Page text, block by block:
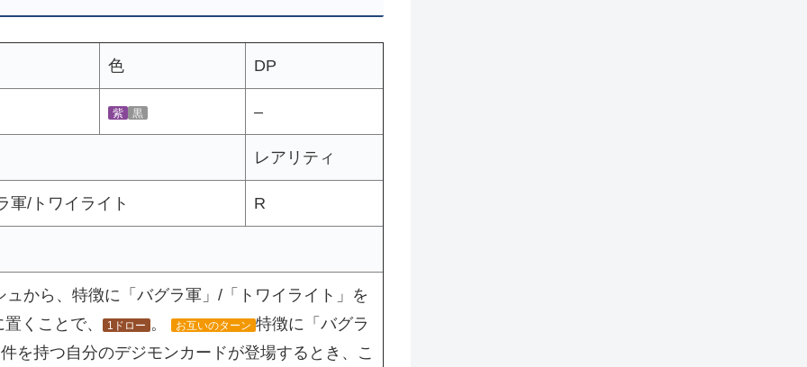
色 DP
紫 黒 –
レアリティ
軍/トワイライト R
ュから、特徴に「バグラ軍」/「トワイライト」を
くことで、
1ドロー 。 お互いのターン 特徴に「バグラ
を持つ自分のデジモンカードが登場するとき、こ